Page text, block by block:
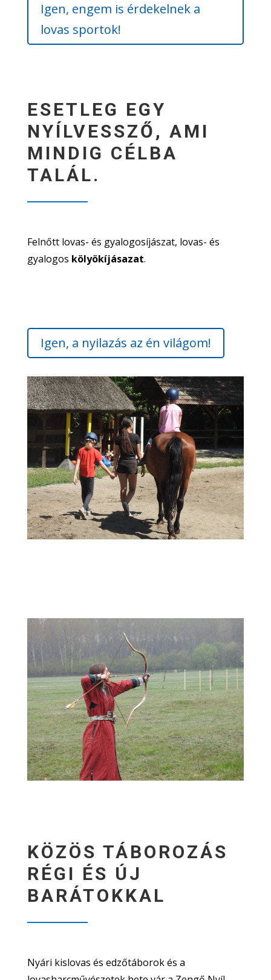
Igen, engem is érdekelnek a
lovas sportok!
ESETLEG EGY
NYÍLVESSZŐ, AMI
MINDIG CÉLBA
TALÁL.
Felnőtt lovas- és gyalogosíjászat, lovas- és
gyalogos kölyökíjásazat.
Igen, a nyilazás az én világom!
KÖZÖS TÁBOROZÁS
RÉGI ÉS ÚJ
BARÁTOKKAL
Nyári kislovas és edzőtáborok és a